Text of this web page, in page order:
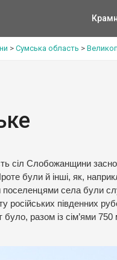
> Сумська область >
сіл Слобожанщини
були й інші, як,
поселенцями села були
російських південних
було, разом із сім’ями